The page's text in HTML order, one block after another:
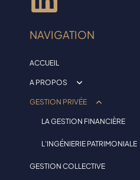
NAVIGATION
ACCUEIL
A PROPOS
LA SOCIÉTÉ
NOTRE ÉQUIPE
INVESTISSEUR RESPONSABLE
GESTION PRIVÉE
LA GESTION FINANCIÈRE
L’INGÉNIERIE PATRIMONIALE
GESTION COLLECTIVE